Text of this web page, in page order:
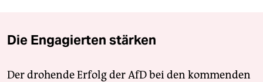
Die Engagierten stärken
Der drohende Erfolg der AfD bei den kommenden